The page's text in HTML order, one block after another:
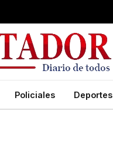
Policiales Deportes